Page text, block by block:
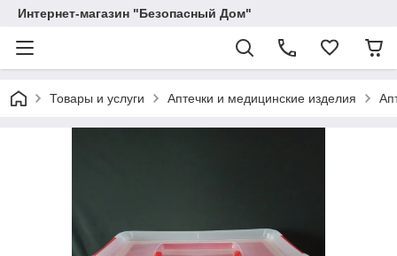
Интернет-магазин "Безопасный Дом"
Товары и услуги Аптечки и медицинские изделия